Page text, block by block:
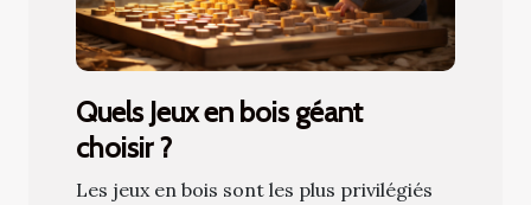
Quels Jeux en bois géant
choisir ?
Les jeux en bois sont les plus privilégiés